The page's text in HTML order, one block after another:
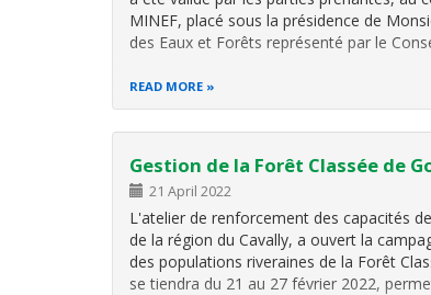
MINEF, placé sous la présidence de
des Eaux et Forêts représenté par le
READ MORE
Gestion de la Forêt Classée de
21 April 2022
L'atelier de renforcement des capacités
de la région du Cavally, a ouvert la
des populations riveraines de la Forêt
se tiendra du 21 au 27 février 2022,